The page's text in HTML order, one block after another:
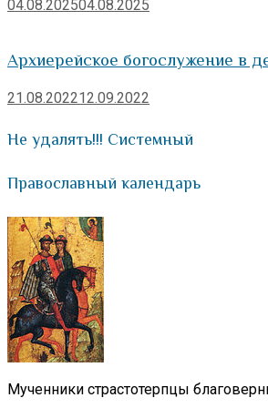
04.08.202504.08.2025
Архиерейское богослужение в
21.08.202212.09.2022
Не удалять!!! Системный
Православный календарь
Мученники страстотерпцы